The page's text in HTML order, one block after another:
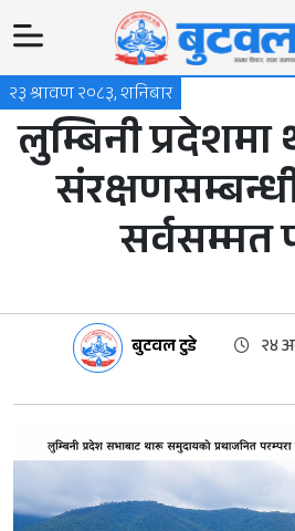
२३ श्रावण २०८३, शनिबार
लुम्बिनी प्रदेशमा
सर्वसम्मत
बुटवल टुडे २४